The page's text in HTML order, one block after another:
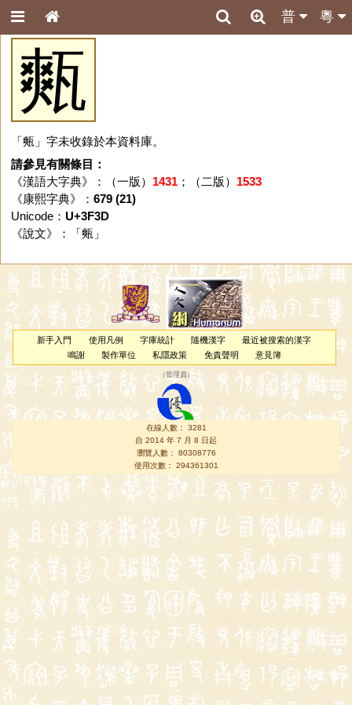
粵
普
㼽
「㼽」字未收錄於本資料庫。
請參見有關條目：
《漢語大字典》：（一版） 1431；（二版） 1533
《康熙字典》： 679 (21)
Unicode： U+3F3D
《說文》：「 㼽」
新手入門 使用凡例 字庫統計 隨機漢字
最近被搜索的漢字
鳴謝
製作單位 私隱政策 免責聲明 意見簿
（管理員 ）
在線人數： 3281
自 2014 年 7 月 8 日起
瀏覽人數： 80308776
使用次數： 294361301